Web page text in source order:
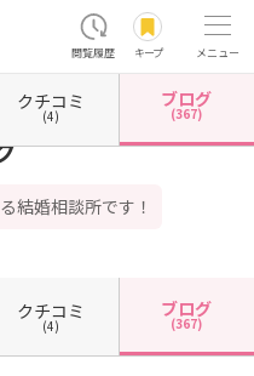
閲覧履歴 キープ メニュー
大阪府大阪市中央区 ブライトウェディング
結婚相談所です！
クチコミ
(4)
ブログ
(367)
クチコミ
(4)
ブログ
(367)